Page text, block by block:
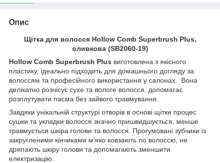
Опис
Щітка для волосся Hollow Comb Superbrush Plus,
оливкова (SB2060-19)
Hollow Comb Superbrush Plus виготовлена з якісного
пластику, ідеально підходить для домашнього догляду за
волоссям та професійного використання у салонах. Вона
делікатно розчісує сухе та вологе волосся, допомагає
розплутувати пасма без зайвого травмування.
Завдяки унікальній структурі отворів в основі щітки процес
сушки та укладки волосся значно пришвидшується, менше
травмується шкіра голови та волосся. Прогумовані зубчики із
закругленими кінчиками м’яко ковзають по волоссю, не
дряпають шкіру голови та допомагають зменшити
електризацію.